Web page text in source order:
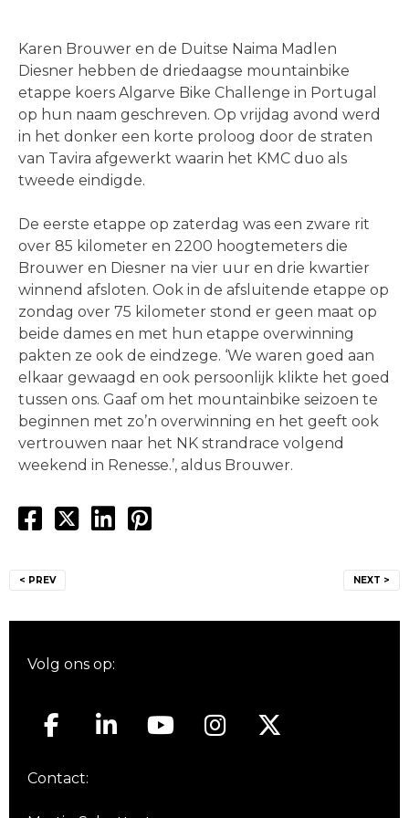
Karen Brouwer en de Duitse Naima Madlen
Diesner hebben de driedaagse mountainbike
etappe koers Algarve Bike Challenge in Portugal
op hun naam geschreven. Op vrijdag avond werd
in het donker een korte proloog door de straten
van Tavira afgewerkt waarin het KMC duo als
tweede eindigde.
De eerste etappe op zaterdag was een zware rit
over 85 kilometer en 2200 hoogtemeters die
Brouwer en Diesner na vier uur en drie kwartier
winnend afsloten. Ook in de afsluitende etappe op
zondag over 75 kilometer stond er geen maat op
beide dames en met hun etappe overwinning
pakten ze ook de eindzege. ‘We waren goed aan
elkaar gewaagd en ook persoonlijk klikte het goed
tussen ons. Gaaf om het mountainbike seizoen te
beginnen met zo’n overwinning en het geeft ook
vertrouwen naar het NK strandrace volgend
weekend in Renesse.’, aldus Brouwer.
navigatie
< PREV NEXT >
Volg ons op:
Contact: